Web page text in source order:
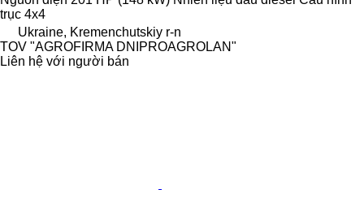
trục 4x4
Ukraine, Kremenchutskiy r-n
TOV "AGROFIRMA DNIPROAGROLAN"
Liên hệ với người bán